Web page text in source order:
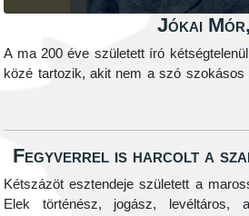
Jókai
A ma 200 éve született író
közé tartozik, akit nem a szó
Fegyverrel is harcolt a
Kétszázöt esztendeje született a
Elek történész, jogász,